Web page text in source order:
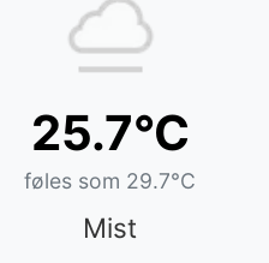
25.7°C
føles som 29.7°C
Mist